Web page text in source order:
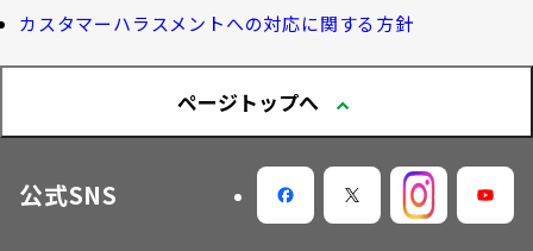
大樹らいふ倶楽部紹介
カスタマーハラスメントへの対応に関する方針
ページトップへ
公式SNS